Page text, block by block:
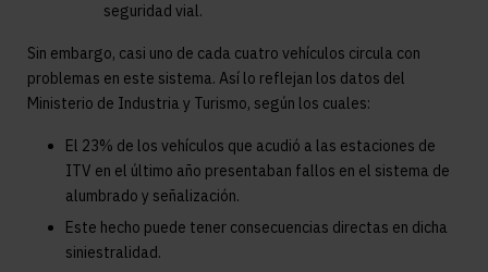
seguridad vial.
Sin embargo, casi uno de cada cuatro vehículos circula con
problemas en este sistema. Así lo reflejan los datos del
Ministerio de Industria y Turismo, según los cuales:
El 23% de los vehículos que acudió a las estaciones de
ITV en el último año presentaban fallos en el sistema de
alumbrado y señalización.
Este hecho puede tener consecuencias directas en dicha
siniestralidad.